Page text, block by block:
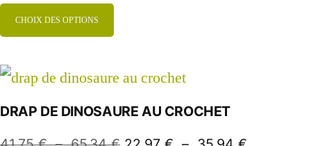
CHOIX DES OPTIONS
DRAP DE DINOSAURE AU CROCHET